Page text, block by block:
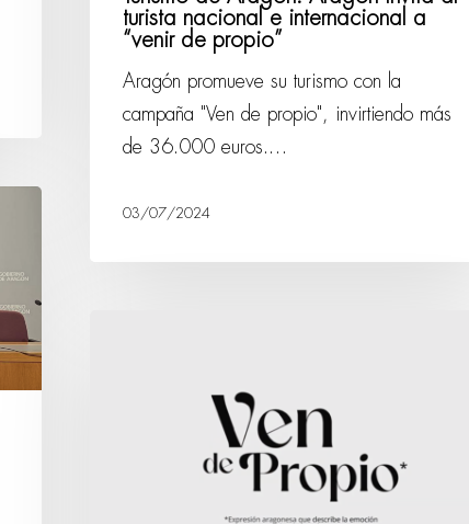
turista nacional e internacional a
“venir de propio”
Aragón promueve su turismo con la
campaña "Ven de propio", invirtiendo más
de 36.000 euros.…
03/07/2024